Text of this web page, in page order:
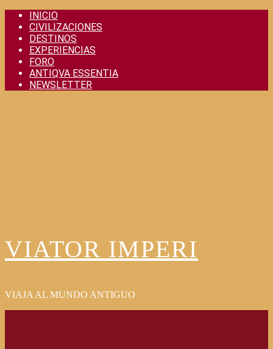
Skip
content
INICIO
CIVILIZACIONES
DESTINOS
EXPERIENCIAS
FORO
ANTIQVA ESSENTIA
NEWSLETTER
VIATOR IMPERI
VIAJA AL MUNDO ANTIGUO